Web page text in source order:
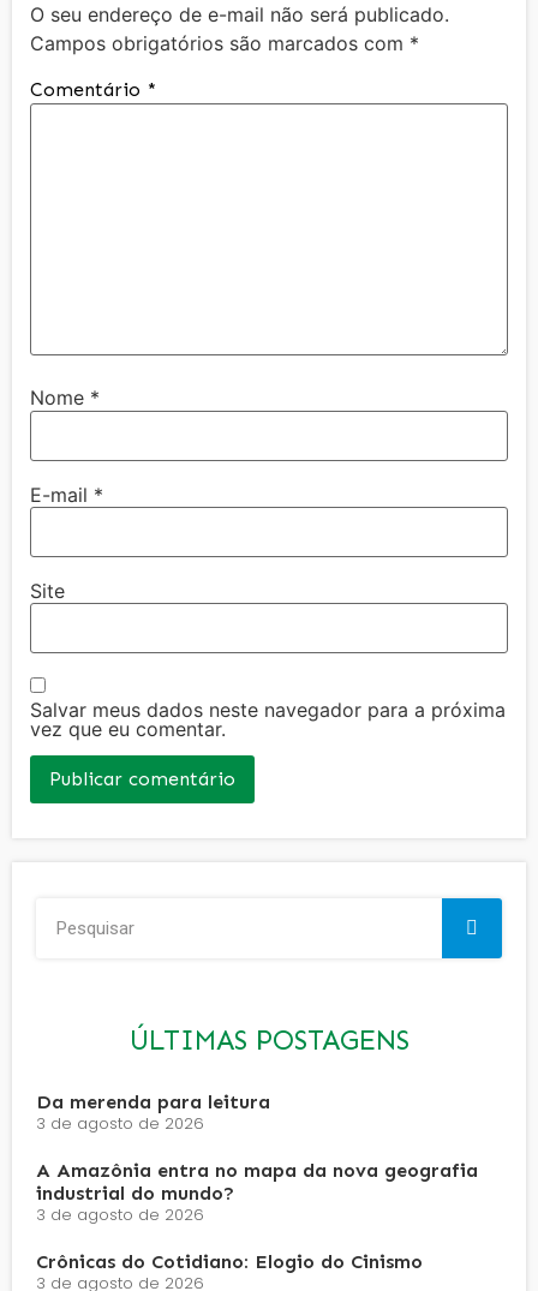
O seu endereço de e-mail não será publicado.
Campos obrigatórios são marcados com *
Comentário *
Nome *
E-mail *
Site
Salvar meus dados neste navegador para a próxima
vez que eu comentar.
ÚLTIMAS POSTAGENS
Da merenda para leitura
3 de agosto de 2026
A Amazônia entra no mapa da nova geografia
industrial do mundo?
3 de agosto de 2026
Crônicas do Cotidiano: Elogio do Cinismo
3 de agosto de 2026